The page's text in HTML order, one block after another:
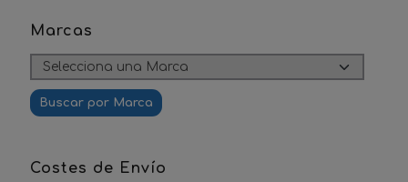
Marcas
Costes de Envío